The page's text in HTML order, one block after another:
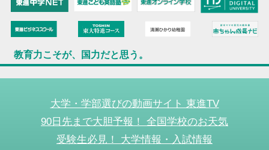
教育力こそが、国力だと思う。
大学・学部選びの動画サイト 東進TV
90日先まで大胆予報！ 全国学校のお天気
受験生必見！ 大学情報・入試情報